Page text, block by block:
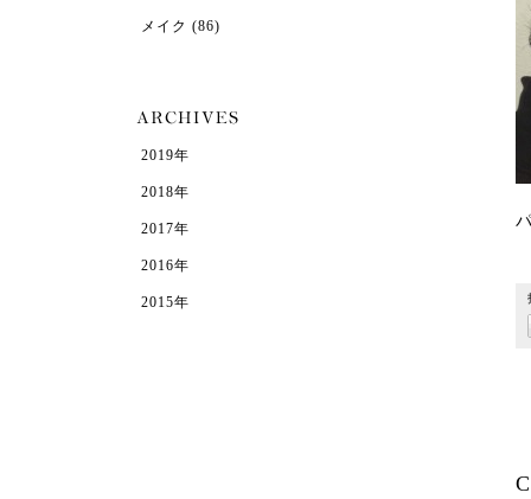
メイク (86)
2019年
2018年
2017年
2016年
2015年